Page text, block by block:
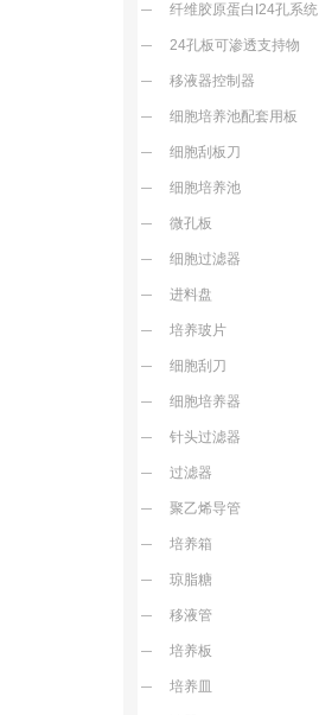
纤维胶原蛋白I24孔系统
24孔板可渗透支持物
移液器控制器
细胞培养池配套用板
细胞刮板刀
细胞培养池
微孔板
细胞过滤器
进料盘
培养玻片
细胞刮刀
细胞培养器
针头过滤器
过滤器
聚乙烯导管
培养箱
琼脂糖
移液管
培养板
培养皿